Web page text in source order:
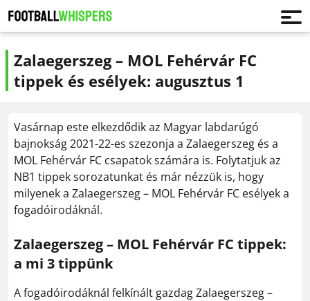
Zalaegerszeg – MOL Fehérvár FC
tippek és esélyek: augusztus 1
Vasárnap este elkezdődik az Magyar labdarúgó
bajnokság 2021-22-es szezonja a Zalaegerszeg és a
MOL Fehérvár FC csapatok számára is. Folytatjuk az
NB1 tippek sorozatunkat és már nézzük is, hogy
milyenek a Zalaegerszeg – MOL Fehérvár FC esélyek a
fogadóirodáknál.
Zalaegerszeg – MOL Fehérvár FC tippek:
a mi 3 tippünk
A fogadóirodáknál felkínált gazdag Zalaegerszeg –